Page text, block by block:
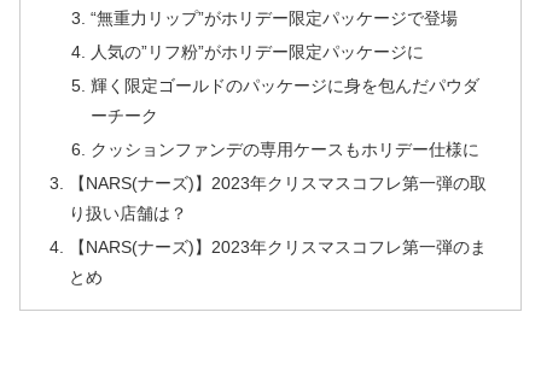
“無重力リップ”がホリデー限定パッケージで登場
人気の”リフ粉”がホリデー限定パッケージに
輝く限定ゴールドのパッケージに身を包んだパウダ
ーチーク
クッションファンデの専用ケースもホリデー仕様に
【NARS(ナーズ)】2023年クリスマスコフレ第一弾の取
り扱い店舗は？
【NARS(ナーズ)】2023年クリスマスコフレ第一弾のま
とめ